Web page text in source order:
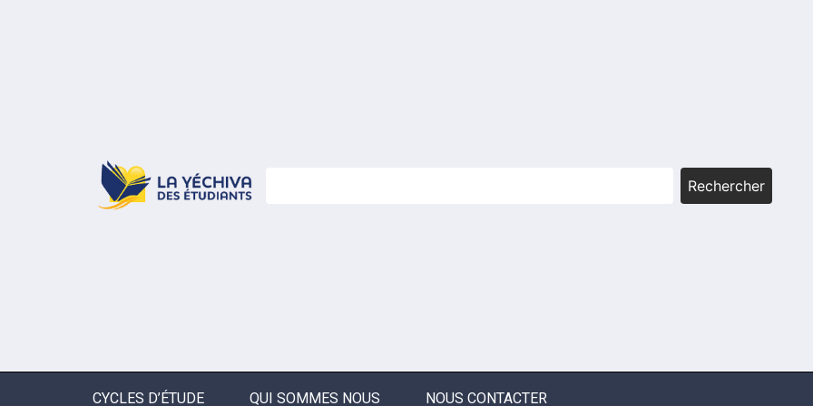
Rechercher
CYCLES D’ÉTUDE QUI SOMMES NOUS NOUS CONTACTER